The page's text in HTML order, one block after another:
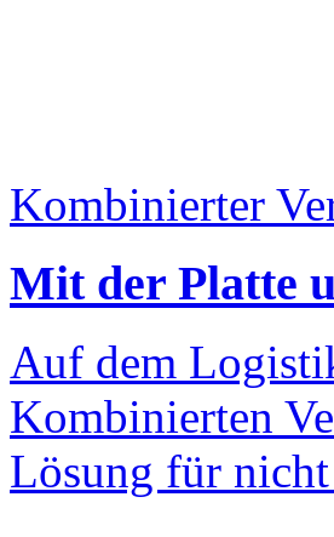
Kombinierter
Mit der Platte
Auf dem
Kombinierten
Lösung für